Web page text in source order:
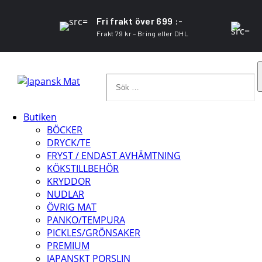
Fri frakt över 699 :-
Frakt 79 kr – Bring eller DHL
Butiken
BÖCKER
DRYCK/TE
FRYST / ENDAST AVHÄMTNING
KÖKSTILLBEHÖR
KRYDDOR
NUDLAR
ÖVRIG MAT
PANKO/TEMPURA
PICKLES/GRÖNSAKER
PREMIUM
JAPANSKT PORSLIN